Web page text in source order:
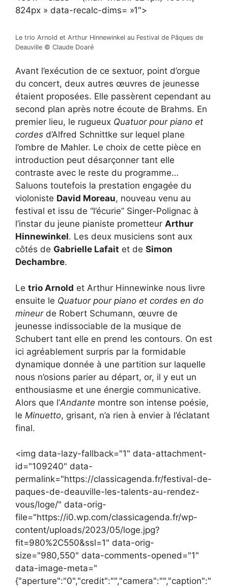
824px » data-recalc-dims= »1″>
Le trio Arnold et Arthur Hinnewinkel au Festival de Pâques de
Deauville © Claude Doaré
Avant l’exécution de ce sextuor, point d’orgue
du concert, deux autres œuvres de jeunesse
étaient proposées. Elle passèrent cependant au
second plan après notre écoute de Brahms. En
premier lieu, le rugueux Quatuor pour piano et
cordes d’Alfred Schnittke sur lequel plane
l’ombre de Mahler. Le choix de cette pièce en
introduction peut désarçonner tant elle
contraste avec le reste du programme…
Saluons toutefois la prestation engagée du
violoniste David Moreau, nouveau venu au
festival et issu de “l’écurie” Singer-Polignac à
l’instar du jeune pianiste prometteur Arthur
Hinnewinkel. Les deux musiciens sont aux
côtés de Gabrielle Lafait et de Simon
Dechambre.
Le trio Arnold et Arthur Hinnewinke nous livre
ensuite le Quatuor pour piano et cordes en do
mineurde Robert Schumann, œuvre de
jeunesse indissociable de la musique de
Schubert tant elle en prend les contours. On est
ici agréablement surpris par la formidable
dynamique donnée à une partition sur laquelle
nous n’osions parier au départ, or, il y eut un
enthousiasme et une énergie communicative.
Alors que l’Andante montre son intense poésie,
le Minuetto, grisant, n’a rien à envier à l’éclatant
final.
<img data-lazy-fallback="1" data-attachment-
id="109240" data-
permalink="https://classicagenda.fr/festival-de-
paques-de-deauville-les-talents-au-rendez-
vous/loge/" data-orig-
file="https://i0.wp.com/classicagenda.fr/wp-
content/uploads/2023/05/loge.jpg?
fit=980%2C550&ssl=1" data-orig-
size="980,550" data-comments-opened="1"
data-image-meta="
{"aperture":"0","credit":"","camera":"","caption":"